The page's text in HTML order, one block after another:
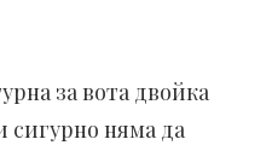
за вота двойка
няма да